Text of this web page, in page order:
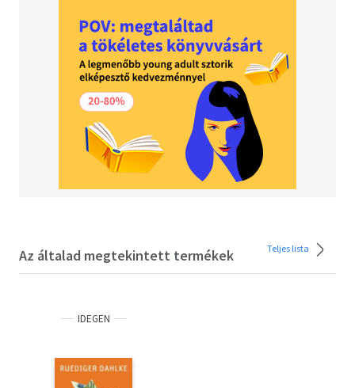
Az általad megtekintett termékek Teljes lista
IDEGEN